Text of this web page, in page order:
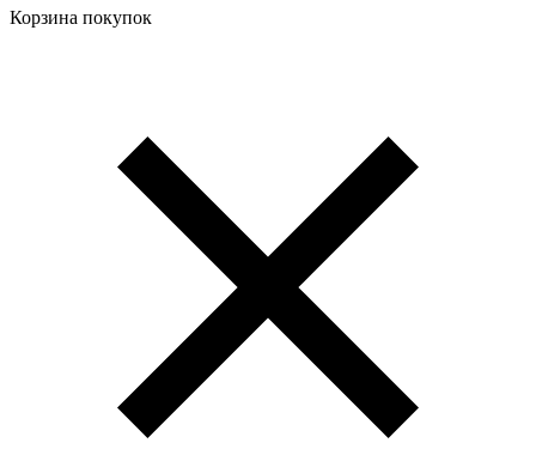
Корзина покупок